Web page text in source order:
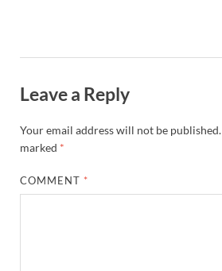
Leave a Reply
Your email address will not be published.
marked *
COMMENT *